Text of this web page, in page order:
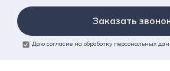
Заказать
Даю согласие на обработку персональных